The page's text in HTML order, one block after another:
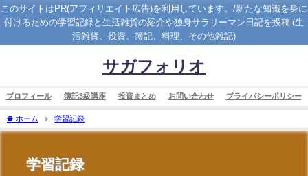
このサイトはPR(アフィリエイト広告)を利用しています。/新たな知識を身に
付けるための学習記録と生活雑貨の紹介や独身サラリーマン日記を投稿 (生
活雑貨、投資、簿記、料理、その他雑記)
サガフォリオ
プロフィール 簿記3級講座 投資まとめ お問い合わせ プライバシーポリシー
ホーム 学習記録
学習記録